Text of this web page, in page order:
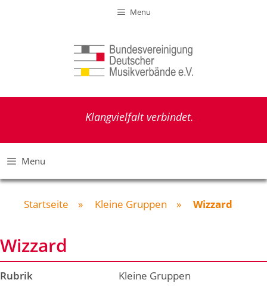
Menu
Klangvielfalt verbindet.
Menu
Startseite » Kleine Gruppen » Wizzard
Wizzard
Rubrik
Kleine Gruppen